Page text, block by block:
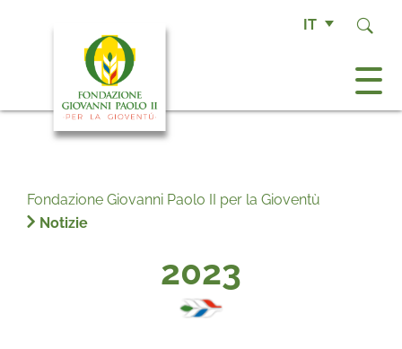
IT
Fondazione Giovanni Paolo II per la Gioventù
Notizie
2023